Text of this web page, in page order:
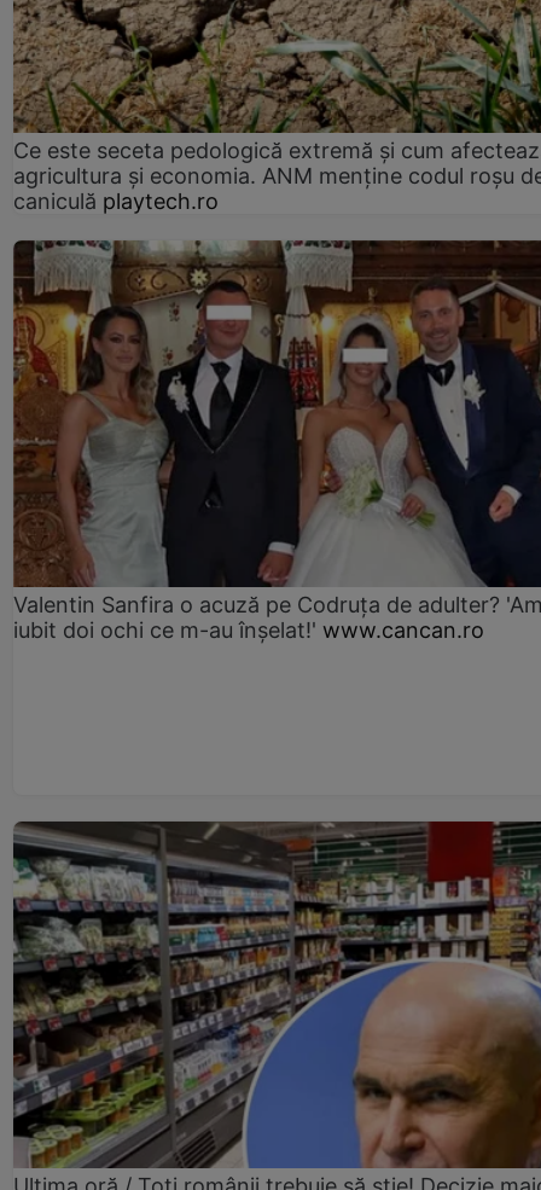
Ce este seceta pedologică extremă și cum
agricultura și economia. ANM menține codul roșu
caniculă playtech.ro
Valentin Sanfira o acuză pe Codruța de adulter?
iubit doi ochi ce m-au înșelat!' www.cancan.ro